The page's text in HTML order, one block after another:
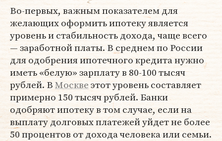
Во-первых, важным показателем для
желающих оформить ипотеку является
уровень и стабильность дохода, чаще всего
— заработной платы. В среднем по России
для одобрения ипотечного кредита нужно
иметь «белую» зарплату в 80-100 тысяч
рублей. ВМосквеэтот уровень составляет
примерно 150 тысяч рублей. Банки
одобряют ипотеку в том случае, если на
выплату долговых платежей уйдет не более
50 процентов от дохода человека или семьи.